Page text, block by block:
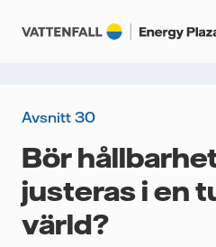
Kunskapshubb
Fördjupning
Podcasts
Avsnitt 30
Bör
justeras i en
värld?